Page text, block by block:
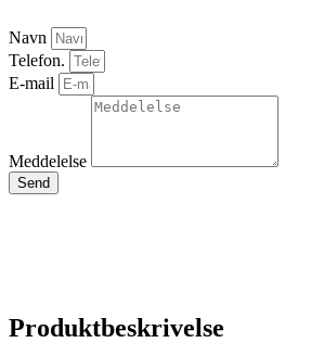
Navn
Telefon.
E-mail
Meddelelse
Send
Produktbeskrivelse